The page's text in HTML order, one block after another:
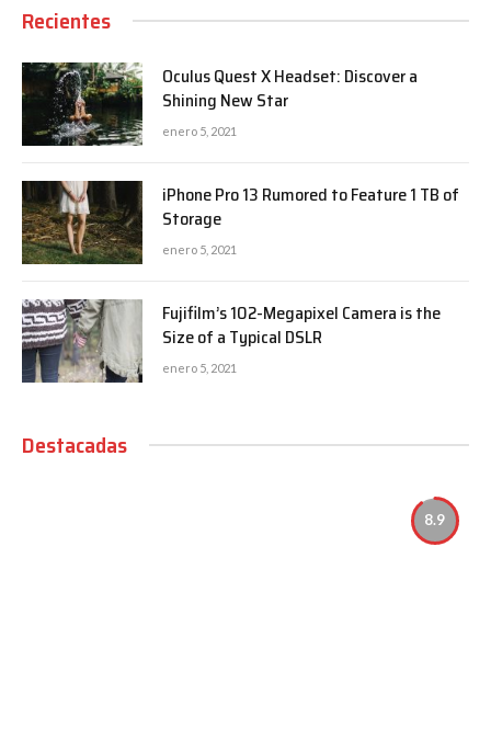
Recientes
Oculus Quest X Headset: Discover a
Shining New Star
enero 5, 2021
iPhone Pro 13 Rumored to Feature 1 TB of
Storage
enero 5, 2021
Fujifilm’s 102-Megapixel Camera is the
Size of a Typical DSLR
enero 5, 2021
Destacadas
8.9